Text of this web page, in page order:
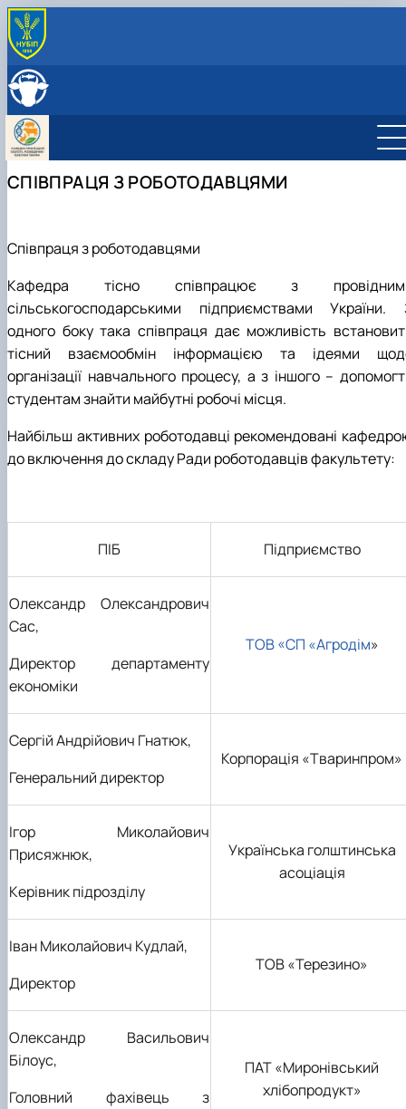
ПРО КАФЕДРУ
Можливості працевлаштування
Практика студентів
НАУКОВА ДІЯЛЬНІСТЬ
Дорадча діяльність
Гурток "Генетичні ресурси тварин"
Гурток "Генетика тварин"
СПІВПРАЦЯ З РОБОТОДАВЦЯМИ
Співпраця з роботодавцями
Кафедра тісно співпрацює з
сільськогосподарськими підприємствами України.
одного боку така співпраця дає можливість
тісний взаємообмін інформацією та ідеями
організації навчального процесу, а з іншого –
студентам знайти майбутні робочі місця.
Найбільш активних роботодавці рекомендовані
до включення до складу Ради роботодавців факультету:
ПІБ Підприємство
Олександр Олександрович
Сас,
Директор департаменту
економіки
ТОВ «СП «Агродім»
Сергій Андрійович Гнатюк,
Генеральний директор
Корпорація «Тваринпром»
Ігор Миколайович
Присяжнюк,
Керівник підрозділу
Українська голштинська
асоціація
Іван Миколайович Кудлай,
Директор
ТОВ «Терезино»
Олександр Васильович
Білоус,
Головний фахівець з
ПАТ «Миронівський
хлібопродукт»